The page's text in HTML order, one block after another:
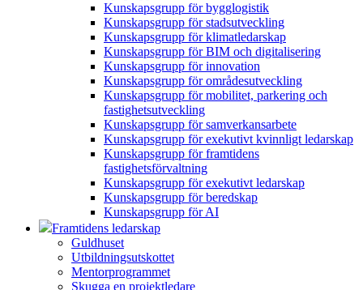
Kunskapsgrupp för bygglogistik
Kunskapsgrupp för stadsutveckling
Kunskapsgrupp för klimatledarskap
Kunskapsgrupp för BIM och digitalisering
Kunskapsgrupp för innovation
Kunskapsgrupp för områdesutveckling
Kunskapsgrupp för mobilitet, parkering och
fastighetsutveckling
Kunskapsgrupp för samverkansarbete
Kunskapsgrupp för exekutivt kvinnligt ledarskap
Kunskapsgrupp för framtidens
fastighetsförvaltning
Kunskapsgrupp för exekutivt ledarskap
Kunskapsgrupp för beredskap
Kunskapsgrupp för AI
Framtidens ledarskap
Guldhuset
Utbildningsutskottet
Mentorprogrammet
Skugga en projektledare